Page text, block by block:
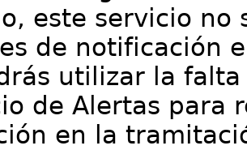
este servicio no
de notificación
utilizar la
de Alertas para
en la